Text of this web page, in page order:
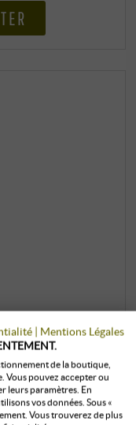
| Mentions Légales
de la boutique,
Vous pouvez accepter ou
leurs paramètres. En
vos données. Sous «
Vous trouverez de plus